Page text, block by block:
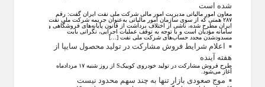
شده است
معاون امور مالیاتی مدیریت امور مالی شرکت ملی نفت ایران گفت: رقم
۲۸۷ همتی که از سوی سازمان امور مالیاتی به‌عنوان جریمه شرکت ملی نفت
ایران مطرح شده، ناشی از اختلاف برداشت از قانون پایانه‌های فروشگاهی و
سامانه مؤدیان است و با توجه به توقف عملیات اجرایی، نگرانی بابت
مسدودشدن مجدد حساب‌های شرکت ملی نفت […]
اعلام شرایط فروش مشارکت در تولید محصول سایپا از
هفته آینده
طرح فروش مشارکت در تولید خودروی کوییکS از روز شنبه ۱۷ مردادماه
آغاز می‌شود.
موج صعودی بازار تنها به چند سهم محدود نیست